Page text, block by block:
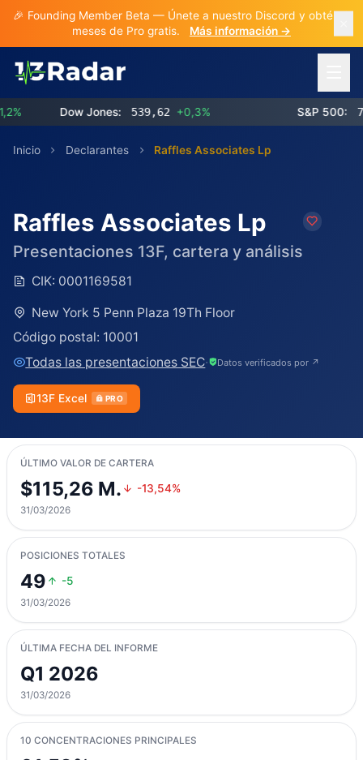
🎉 Founding Member Beta — Únete a nuestro Discord y obtén 3
meses de Pro gratis.
Más información →
Dow Jones: 539,62 +0,3% S&P 500:
Inicio Declarantes Raffles Associates Lp
Raffles Associates Lp
Presentaciones 13F, cartera y análisis
CIK: 0001169581
New York 5 Penn Plaza 19Th Floor
Código postal: 10001
Todas las presentaciones SEC· Datos verificados por ↗
13F Excel PRO
ÚLTIMO VALOR DE CARTERA
$115,26 M. -13,54%
31/03/2026
POSICIONES TOTALES
49 -5
31/03/2026
ÚLTIMA FECHA DEL INFORME
Q1 2026
31/03/2026
10 CONCENTRACIONES PRINCIPALES